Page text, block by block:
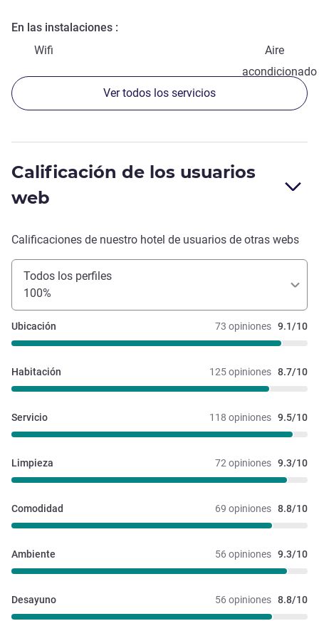
En las instalaciones
Wifi
Aire
acondicionado
Ver todos los servicios
Calificación de los usuarios
web
Calificaciones de nuestro hotel de usuarios de otras webs
Todos los perfiles
100%
73 opiniones 9.1/10
Ubicación
125 opiniones 8.7/10
Habitación
118 opiniones 9.5/10
Servicio
72 opiniones 9.3/10
Limpieza
69 opiniones 8.8/10
Comodidad
56 opiniones 9.3/10
Ambiente
56 opiniones 8.8/10
Desayuno